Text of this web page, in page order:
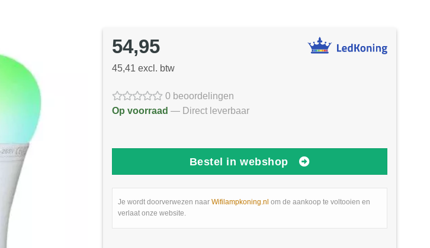
54,95
45,41 excl. btw
0 beoordelingen
Op voorraad — Direct leverbaar
Bestel in webshop
Je wordt doorverwezen naar Wifilampkoning.nl om de aankoop te voltooien en
verlaat onze website.